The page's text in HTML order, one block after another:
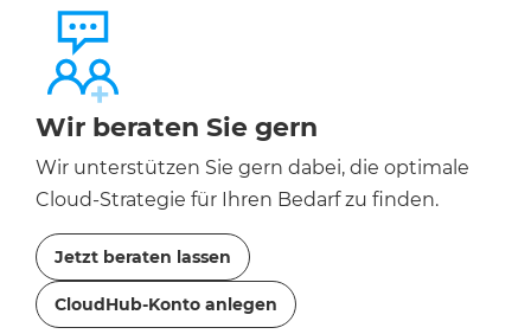
Wir beraten Sie gern
Wir unterstützen Sie gern dabei, die optimale
Cloud-Strategie für Ihren Bedarf zu finden.
Jetzt beraten lassen
CloudHub-Konto anlegen